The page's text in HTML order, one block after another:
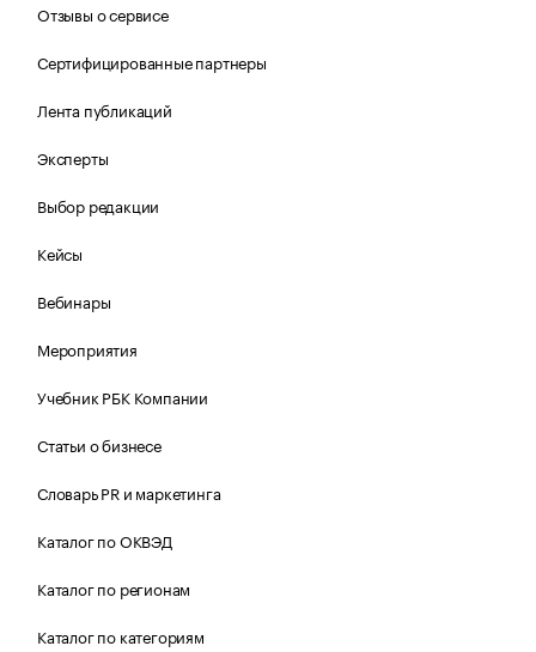
Отзывы о сервисе
Сертифицированные партнеры
Лента публикаций
Эксперты
Выбор редакции
Кейсы
Вебинары
Мероприятия
Учебник РБК Компании
Статьи о бизнесе
Словарь PR и маркетинга
Каталог по ОКВЭД
Каталог по регионам
Каталог по категориям